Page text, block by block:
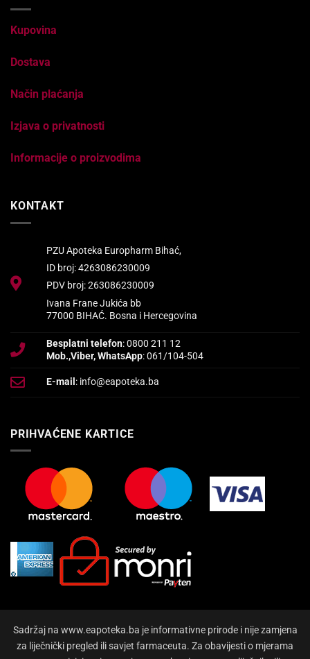
Kupovina
Dostava
Način plaćanja
Izjava o privatnosti
Informacije o proizvodima
KONTAKT
PZU Apoteka Europharm Bihać,
ID broj: 4263086230009
PDV broj: 263086230009
Ivana Frane Jukića bb
77000 BIHAĆ. Bosna i Hercegovina
Besplatni telefon: 0800 211 12
Mob.,Viber, WhatsApp: 061/104-504
E-mail : info@eapoteka.ba
PRIHVAĆENE KARTICE
Sadržaj na www.eapoteka.ba je informativne prirode i nije zamjena
za liječnički pregled ili savjet farmaceuta. Za obavijesti o mjerama